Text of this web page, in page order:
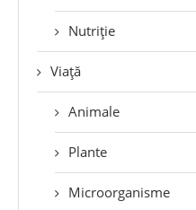
Nutriție
Viață
Animale
Plante
Microorganisme